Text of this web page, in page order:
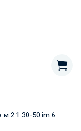
м 2.1 30-50 im 6